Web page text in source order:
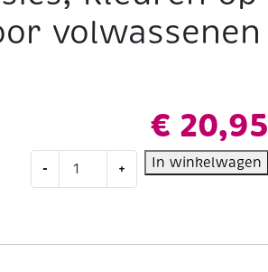
volwassenen
€ 20,95
-
classics,
+ In winkelwagen